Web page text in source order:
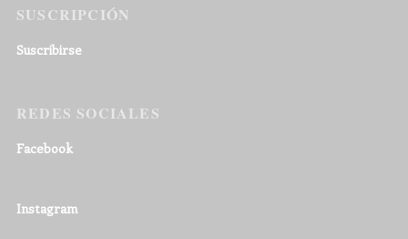
SUSCRIPCIÓN
Suscribirse
REDES SOCIALES
Facebook
Instagram